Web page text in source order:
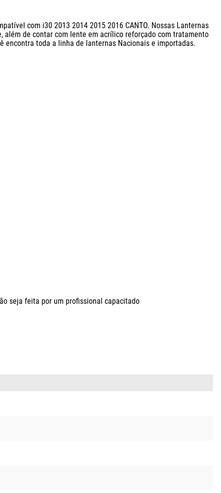
com i30 2013 2014 2015 2016 CANTO. Nossas Lanternas
de contar com lente em acrílico reforçado com tratamento
encontra toda a linha de lanternas Nacionais e importadas.
seja feita por um profissional capacitado